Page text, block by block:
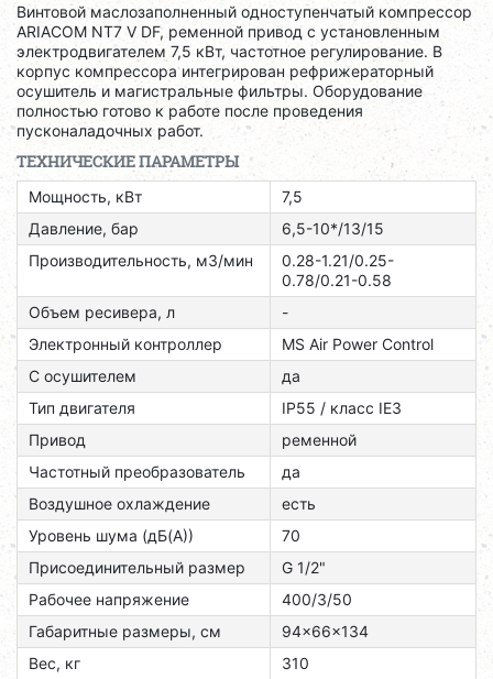
Винтовой маслозаполненный одноступенчатый компрессор
ARIACOM NT7 V DF, ременной привод с установленным
электродвигателем 7,5 кВт, частотное регулирование. В
корпус компрессора интегрирован рефрижераторный
осушитель и магистральные фильтры. Оборудование
полностью готово к работе после проведения
пусконаладочных работ.
ТЕХНИЧЕСКИЕ ПАРАМЕТРЫ
Мощность, кВт
7,5
Давление, бар
6,5-10*/13/15
Производительность, м3/мин
0.28-1.21/0.25-
0.78/0.21-0.58
Объем ресивера, л
-
Электронный контроллер
MS Air Power Control
С осушителем
да
Тип двигателя
ІР55 / класс ІЕЗ
Привод
ременной
Частотный преобразователь
да
Воздушное охлаждение
есть
Уровень шума (дБ(А))
70
Присоединительный размер
G 1/2"
Рабочее напряжение
400/3/50
Габаритные размеры, см
94x66x134
Вес, кг
310